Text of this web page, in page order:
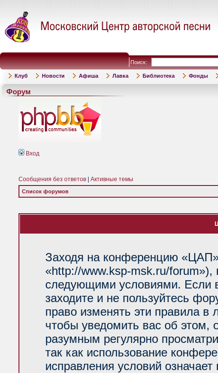
Поиск:
Клуб Новости Афиша Лавка Библиотека Фонды
Форум
Вход
Сообщения без ответов Активные темы
Список форумов
Заходя на конференцию
«http://www.ksp-msk.ru/forum»),
следующими условиями. Если
заходите и не пользуйтесь
право изменять эти правила
чтобы уведомить вас об
разумным регулярно
так как использование
исправления условий